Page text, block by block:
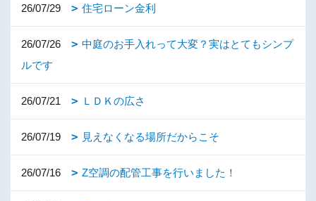
26/07/29 住宅ローン金利
26/07/26
中庭のお手入れって大変？実はとてもシンプ
ルです
26/07/21 ＬＤＫの広さ
26/07/19 見えなくなる場所だからこそ
26/07/16 Z空調の配管工事を行いました！